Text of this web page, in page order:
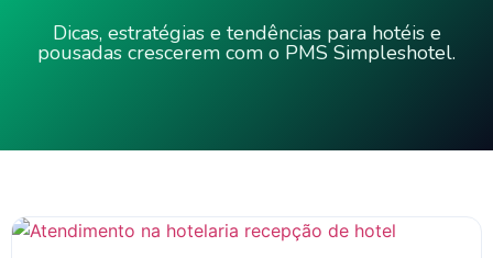
Dicas, estratégias e tendências para hotéis e
pousadas crescerem com o PMS Simpleshotel.